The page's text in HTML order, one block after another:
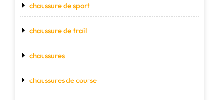
chaussure de sport
chaussure de trail
chaussures
chaussures de course